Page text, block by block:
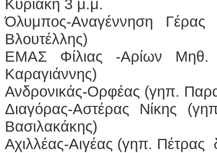
Κυριακή 3 μ.μ.
Όλυμπος-Αναγέννηση Γέρας
Βλουτέλλης)
ΕΜΑΣ Φίλιας -Αρίων Μηθ.
Καραγιάννης)
Ανδρονικάς-Ορφέας (γηπ.
Διαγόρας-Αστέρας Νίκης
Βασιλακάκης)
Αχιλλέας-Αιγέας (γηπ. Πέτρας